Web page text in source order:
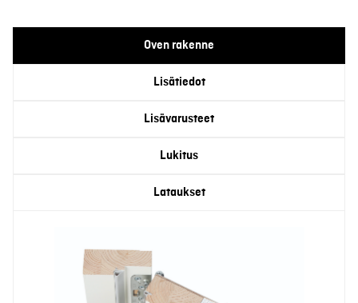
Oven rakenne
Lisätiedot
Lisävarusteet
Lukitus
Lataukset